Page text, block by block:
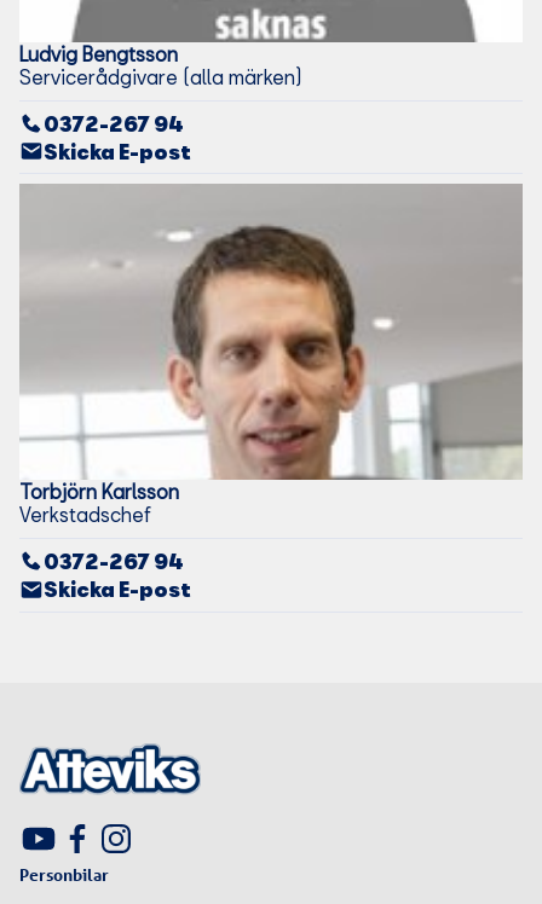
Ludvig Bengtsson
Servicerådgivare (alla märken)
0372-267 94
Skicka E-post
Torbjörn Karlsson
Verkstadschef
0372-267 94
Skicka E-post
Personbilar